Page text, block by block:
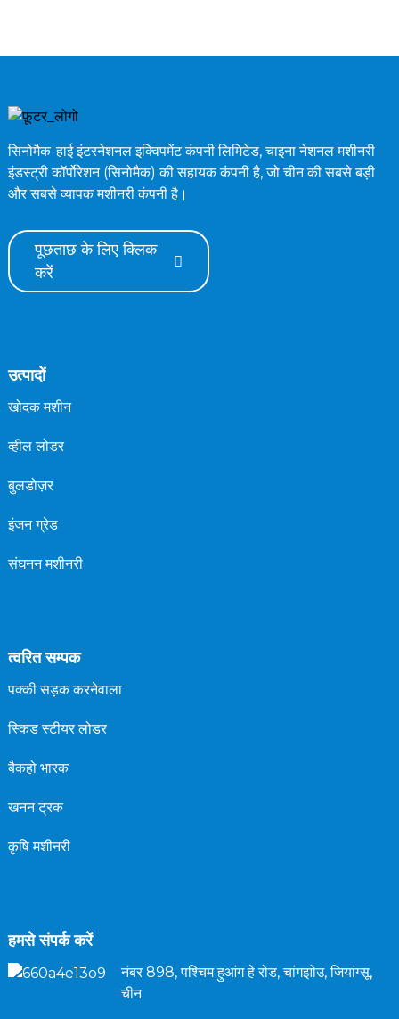
सिनोमैक-हाई इंटरनेशनल इक्विपमेंट कंपनी लिमिटेड, चाइना नेशनल मशीनरी
इंडस्ट्री कॉर्पोरेशन (सिनोमैक) की सहायक कंपनी है, जो चीन की सबसे बड़ी
और सबसे व्यापक मशीनरी कंपनी है।
पूछताछ के लिए क्लिक
करें
उत्पादों
खोदक मशीन
व्हील लोडर
बुलडोज़र
इंजन ग्रेड
संघनन मशीनरी
त्वरित सम्पक
पक्की सड़क करनेवाला
स्किड स्टीयर लोडर
बैकहो भारक
खनन ट्रक
कृषि मशीनरी
हमसे संपर्क करें
नंबर 898, पश्चिम हुआंग हे रोड, चांगझोउ, जियांग्सू,
चीन